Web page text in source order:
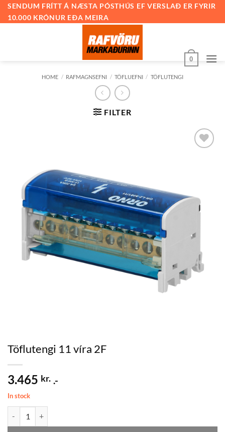
SkipSENDUM FRÍTT Á NÆSTA PÓSTHÚS EF VERSLAÐ ER FYRIR
10.000 KRÓNUR EÐA MEIRA
0
HOME / RAFMAGNSEFNI / TÖFLUEFNI / TÖFLUTENGI
FILTER
Töflutengi 11 víra 2F
3.465 kr. .-
In stock